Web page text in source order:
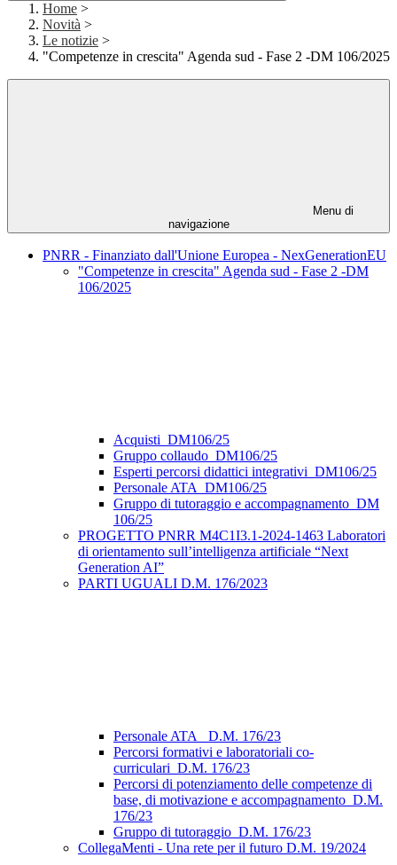
Home >
Novità >
Le notizie >
"Competenze in crescita" Agenda sud - Fase 2 -DM 106/2025
Menu di
navigazione
PNRR - Finanziato dall'Unione Europea - NexGenerationEU
"Competenze in crescita" Agenda sud - Fase 2 -DM
106/2025
Acquisti_DM106/25
Gruppo collaudo_DM106/25
Esperti percorsi didattici integrativi_DM106/25
Personale ATA_DM106/25
Gruppo di tutoraggio e accompagnamento_DM
106/25
PROGETTO PNRR M4C1I3.1-2024-1463 Laboratori
di orientamento sull’intelligenza artificiale “Next
Generation AI”
PARTI UGUALI D.M. 176/2023
Personale ATA_ D.M. 176/23
Percorsi formativi e laboratoriali co-
curriculari_D.M. 176/23
Percorsi di potenziamento delle competenze di
base, di motivazione e accompagnamento_D.M.
176/23
Gruppo di tutoraggio_D.M. 176/23
CollegaMenti - Una rete per il futuro D.M. 19/2024